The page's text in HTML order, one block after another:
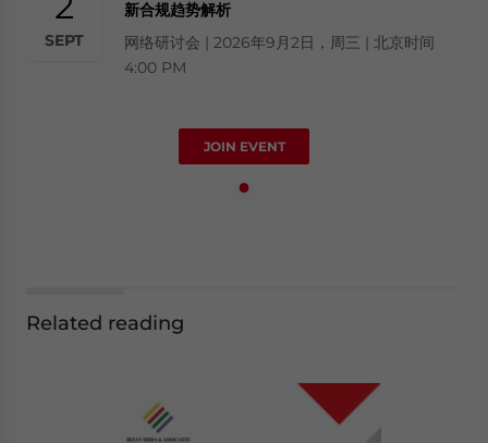
SEPT
新合规趋势解析
网络研讨会 | 2026年9月2日，周三 | 北京时间
4:00 PM
JOIN EVENT
Related reading